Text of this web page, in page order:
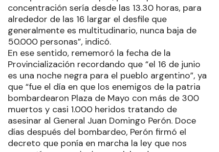
concentración sería desde las 13.30 horas, para
alrededor de las 16 largar el desfile que
generalmente es multitudinario, nunca baja de
50.000 personas”, indicó.
En ese sentido, rememoró la fecha de la
Provincialización recordando que “el 16 de junio
es una noche negra para el pueblo argentino”, ya
que “fue el día en que los enemigos de la patria
bombardearon Plaza de Mayo con más de 300
muertos y casi 1.000 heridos tratando de
asesinar al General Juan Domingo Perón. Doce
días después del bombardeo, Perón firmó el
decreto que ponía en marcha la ley que nos